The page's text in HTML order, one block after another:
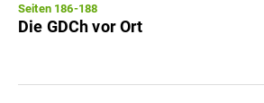
Seiten 186-188
Die GDCh vor Ort